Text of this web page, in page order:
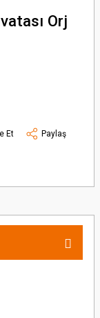
Orj
Et
Paylaş